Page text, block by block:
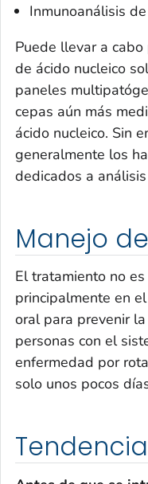
Inmunoanálisis
Puede llevar a
de ácido nucleico
paneles
cepas aún más
ácido nucleico. Sin
generalmente los
dedicados a
Manejo
El tratamiento no
principalmente en
oral para prevenir
personas con el
enfermedad por
solo unos pocos